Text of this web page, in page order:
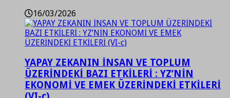
16/03/2026
YAPAY ZEKANIN İNSAN VE TOPLUM
ÜZERİNDEKİ BAZI ETKİLERİ : YZ’NİN
EKONOMİ VE EMEK ÜZERİNDEKİ ETKİLERİ